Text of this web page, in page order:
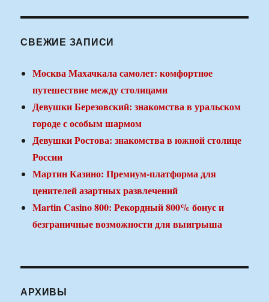
СВЕЖИЕ ЗАПИСИ
Москва Махачкала самолет: комфортное
путешествие между столицами
Девушки Березовский: знакомства в уральском
городе с особым шармом
Девушки Ростова: знакомства в южной столице
России
Мартин Казино: Премиум-платформа для
ценителей азартных развлечений
Martin Casino 800: Рекордный 800% бонус и
безграничные возможности для выигрыша
АРХИВЫ